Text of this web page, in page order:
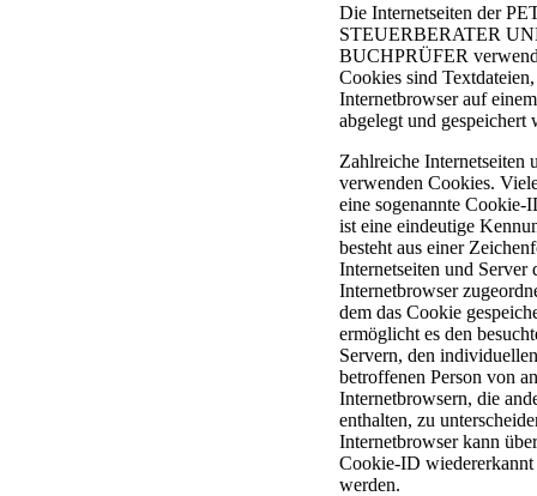
Die Internetseiten der
STEUERBERATER
BUCHPRÜFER
Cookies sind
Internetbrowser auf
abgelegt und gespeichert
Zahlreiche Internetseiten
verwenden Cookies.
eine sogenannte
ist eine eindeutige
besteht aus einer
Internetseiten und Server
Internetbrowser
dem das Cookie
ermöglicht es den
Servern, den
betroffenen Person von
Internetbrowsern, die
enthalten, zu
Internetbrowser kann
Cookie-ID
werden.